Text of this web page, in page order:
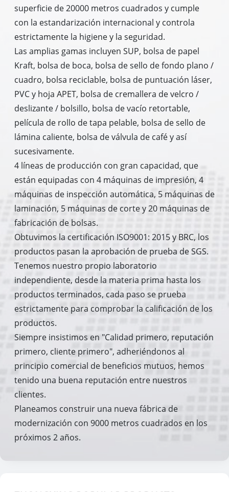
superficie de 20000 metros cuadrados y cumple
con la estandarización internacional y controla
estrictamente la higiene y la seguridad.
Las amplias gamas incluyen SUP, bolsa de papel
Kraft, bolsa de boca, bolsa de sello de fondo plano /
cuadro, bolsa reciclable, bolsa de puntuación láser,
PVC y hoja APET, bolsa de cremallera de velcro /
deslizante / bolsillo, bolsa de vacío retortable,
película de rollo de tapa pelable, bolsa de sello de
lámina caliente, bolsa de válvula de café y así
sucesivamente.
4 líneas de producción con gran capacidad, que
están equipadas con 4 máquinas de impresión, 4
máquinas de inspección automática, 5 máquinas de
laminación, 5 máquinas de corte y 20 máquinas de
fabricación de bolsas.
Obtuvimos la certificación ISO9001: 2015 y BRC, los
productos pasan la aprobación de prueba de SGS.
Tenemos nuestro propio laboratorio
independiente, desde la materia prima hasta los
productos terminados, cada paso se prueba
estrictamente para comprobar la calificación de los
productos.
Siempre insistimos en "Calidad primero, reputación
primero, cliente primero", adheriéndonos al
principio comercial de beneficios mutuos, hemos
tenido una buena reputación entre nuestros
clientes.
Planeamos construir una nueva fábrica de
modernización con 9000 metros cuadrados en los
próximos 2 años.